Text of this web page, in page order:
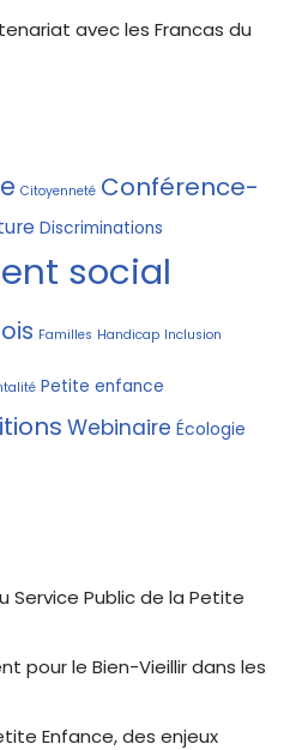
avec les Francas du
Citoyenneté Conférence-
Discriminations
social
Familles Handicap Inclusion
Petite enfance
Webinaire Écologie
Service Public de la Petite
pour le Bien-Vieillir dans les
Enfance, des enjeux